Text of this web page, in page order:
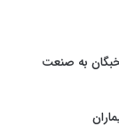
به صنعت